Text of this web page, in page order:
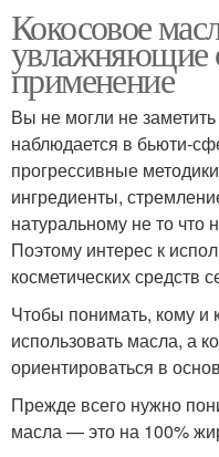
Кокосовое
увлажняющие
применение
Вы не могли не
наблюдается в бьюти-
прогрессивные
ингредиенты,
натуральному не то что
Поэтому интерес к
косметических средств
Чтобы понимать, кому
использовать масла, а
ориентироваться в
Прежде всего нужно
масла — это на 100%